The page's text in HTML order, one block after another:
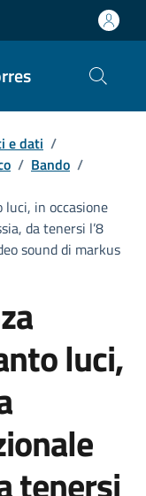
e dati /
/ Bando /
in occasione
da tenersi l’8
sound di markus
luci,